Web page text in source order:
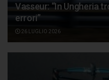
Vasseur: “In Ungheria
errori”
26 LUGLIO 2026